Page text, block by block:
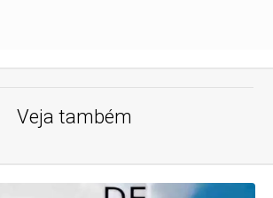
Veja também